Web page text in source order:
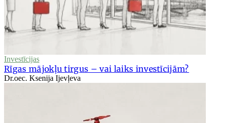
Investīcijas
Rīgas mājokļu tirgus – vai laiks investīcijām?
Dr.oec. Ksenija Ijevļeva